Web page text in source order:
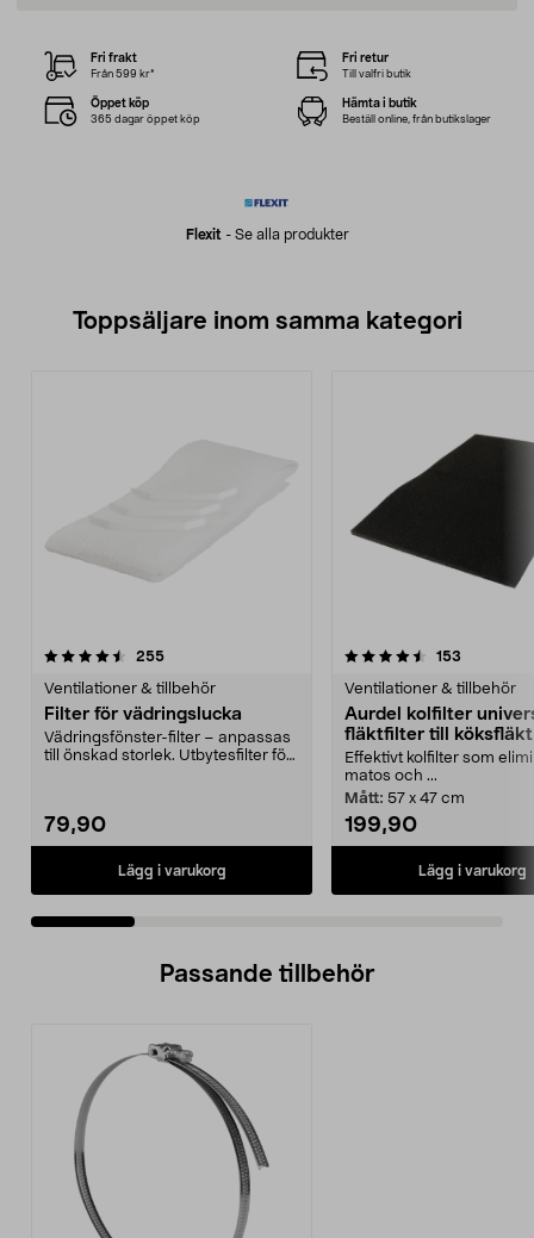
Flexit - Se alla produkter
Fri frakt
Från 599 kr*
Fri retur
Till valfri butik
Öppet köp
365 dagar öppet köp
Hämta i butik
Beställ online, från butikslager
Toppsäljare inom samma kategori
255recensioner
Ventilationer & tillbehör
Filter för vädringslucka
Vädringsfönster-filter – anpassas
till önskad storlek. Utbytesfilter för
79,90
Lägg i varukorg
4.5 av 5 stjärnor 153
Ventilationer & tillbehör
Aurdel kolfilter
fläktfilter till köksfläkt
Effektivt kolfilter som
matos och ...
Mått: 57 x 47 cm
199,90
Lägg i varukorg
4.5 av 5 stjärnor
Passande tillbehör